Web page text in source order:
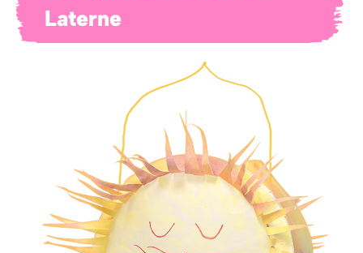
Laterne